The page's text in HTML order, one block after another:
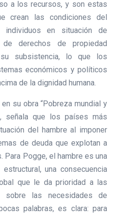
a los recursos, y son estas
crean las condiciones del
individuos en situación de
derechos de propiedad
subsistencia, lo que los
económicos y políticos
de la dignidad humana.
su obra “Pobreza mundial y
señala que los países más
del hambre al imponer
de deuda que explotan a
Para Pogge, el hambre es una
una consecuencia
que le da prioridad a las
sobre las necesidades de
palabras, es clara: para